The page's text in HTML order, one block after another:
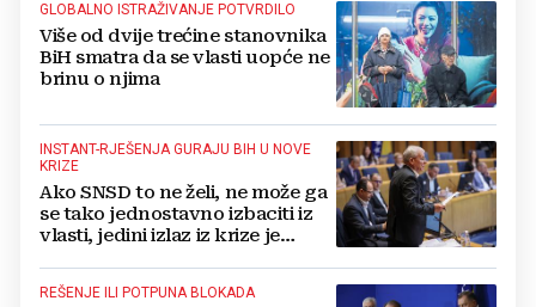
GLOBALNO ISTRAŽIVANJE POTVRDILO
Više od dvije trećine stanovnika
BiH smatra da se vlasti uopće ne
brinu o njima
INSTANT-RJEŠENJA GURAJU BIH U NOVE
KRIZE
Ako SNSD to ne želi, ne može ga
se tako jednostavno izbaciti iz
vlasti, jedini izlaz iz krize je
REŠENJE ILI POTPUNA BLOKADA